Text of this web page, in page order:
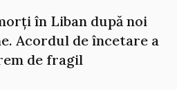
în Liban după noi
Acordul de încetare a
de fragil